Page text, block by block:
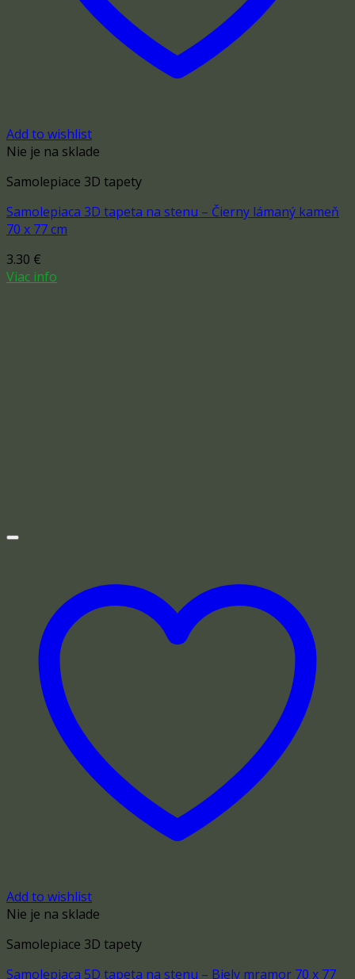
Add to wishlist
Nie je na sklade
Samolepiace 3D tapety
Samolepiaca 3D tapeta na stenu – Čierny lámaný kameň
70 x 77 cm
3.30 €
Viac info
Add to wishlist
Nie je na sklade
Samolepiace 3D tapety
Samolepiaca 5D tapeta na stenu – Biely mramor 70 x 77